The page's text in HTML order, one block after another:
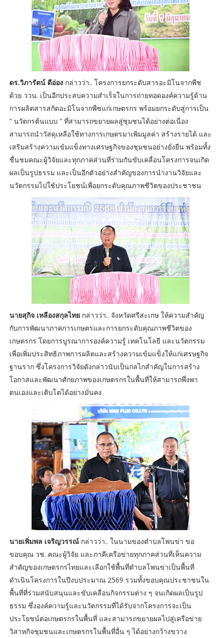
ดร.วิภารัตน์ ดีอ่อง กล่าวว่า.. โครงการยกระดับสารอะมิโนจากพืช
ด้วย ววน. เป็นอีกประสบความสำเร็จในการถ่ายทอดองค์ความรู้ด้าน
การผลิตสารสกัดอะมิโนจากพืชแก่เกษตรกร พร้อมยกระดับสู่การเป็น
“ นวัตกรต้นแบบ ” ที่สามารถขยายผลสู่ชุมชนได้อย่างต่อเนื่อง
สามารถนำวัสดุเหลือใช้ทางการเกษตรมาเพิ่มมูลค่า สร้างรายได้ และ
เสริมสร้างความเข้มแข็งทางเศรษฐกิจของชุมชนอย่างยั่งยืน พร้อมทั้ง
ชื่นชมคณะผู้วิจัยและทุกภาคส่วนที่ร่วมกันขับเคลื่อนโครงการจนเกิด
ผลเป็นรูปธรรม และเป็นอีกตัวอย่างสำคัญของการนำงานวิจัยและ
นวัตกรรมไปใช้ประโยชน์เพื่อยกระดับคุณภาพชีวิตของประชาชน
นายสุกิจ เหลืองสกุลไทยกล่าวว่า.. จังหวัดศรีสะเกษ ให้ความสำคัญ
กับการพัฒนาภาคการเกษตรและการยกระดับคุณภาพชีวิตของ
เกษตรกร โดยการบูรณาการองค์ความรู้ เทคโนโลยี และนวัตกรรม
เพื่อเพิ่มประสิทธิภาพการผลิตและสร้างความเข้มแข็งให้แก่เศรษฐกิจ
ฐานราก ซึ่งโครงการวิจัยดังกล่าวนับเป็นกลไกสำคัญในการสร้าง
โอกาสและพัฒนาศักยภาพของเกษตรกรในพื้นที่ให้สามารถพึ่งพา
ตนเองและเติบโตได้อย่างมั่นคง
นายเพิ่มพล เจริญวรรณ์ กล่าวว่า.. ในนามของตำบลโพนข่า ขอ
ขอบคุณ วช. คณะผู้วิจัย และภาคีเครือข่ายทุกภาคส่วนที่เห็นความ
สำคัญของเกษตรกรไทยและเลือกใช้พื้นที่ตำบลโพนข่าเป็นพื้นที่
ดำเนินโครงการในปีงบประมาณ 2569 รวมทั้งขอบคุณประชาชนใน
พื้นที่ที่ร่วมสนับสนุนและขับเคลื่อนกิจกรรมต่าง ๆ จนเกิดผลเป็นรูป
ธรรม ซึ่งองค์ความรู้และนวัตกรรมที่ได้รับจากโครงการจะเป็น
ประโยชน์ต่อเกษตรกรในพื้นที่ และสามารถขยายผลไปสู่เครือข่าย
วิสาหกิจชุมชนและเกษตรกรในพื้นที่อื่น ๆ ได้อย่างกว้างขวาง